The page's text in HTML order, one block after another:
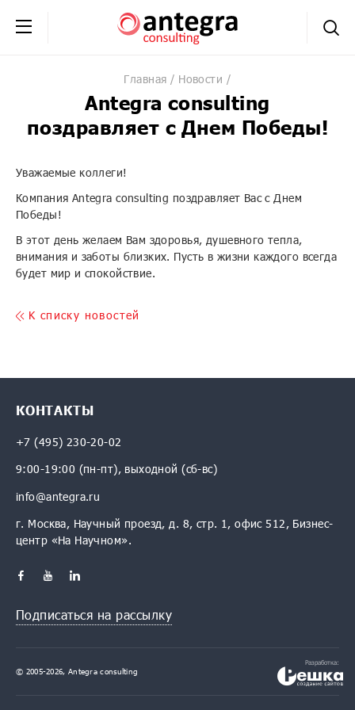
+7 (495) 230-20-02
обратная связь
Главная Новости
Antegra consulting
поздравляет с Днем Победы!
Уважаемые коллеги!
Компания Antegra consulting поздравляет Вас с Днем
Победы!
В этот день желаем Вам здоровья, душевного тепла,
внимания и заботы близких. Пусть в жизни каждого всегда
будет мир и спокойствие.
K списку новостей
КОНТАКТЫ
+7 (495) 230-20-02
9:00-19:00 (пн-пт), выходной (сб-вс)
info@antegra.ru
г. Москва, Научный проезд, д. 8, стр. 1, офис 512, Бизнес-
центр «На Научном».
Подписаться на рассылку
© 2005-2026, Antegra consulting
Разработка: